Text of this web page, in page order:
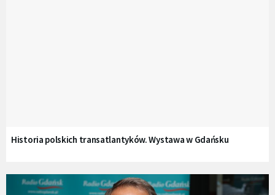
Historia polskich transatlantyków. Wystawa w Gdańsku